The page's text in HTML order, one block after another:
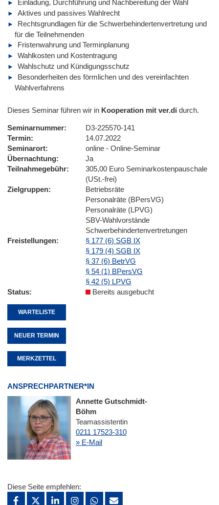
Einladung, Durchführung und Nachbereitung der Wahl
Aktives und passives Wahlrecht
Rechtsgrundlagen für die Schwerbehindertenvertretung und
für die Teilnehmenden
Fristenwahrung und Terminplanung
Wahlkosten und Kostentragung
Wahlschutz und Kündigungsschutz
Besonderheiten des förmlichen und des vereinfachten
Wahlverfahrens
Dieses Seminar führen wir in Kooperation mit ver.di durch.
Seminarnummer
D3-225570-141
Termin
14.07.2022
Seminarort
online - Online-Seminar
Übernachtung
Ja
Teilnahmegebühr
305,00 Euro Seminarkostenpauschale
(USt.-frei)
Zielgruppen
Betriebsräte
Personalräte (BPersVG)
Personalräte (LPVG)
SBV-Wahlvorstände
Schwerbehindertenvertretungen
Freistellungen
§ 177 (6) SGB IX
§ 179 (4) SGB IX
§ 37 (6) BetrVG
§ 54 (1) BPersVG
§ 42 (5) LPVG
Status
Bereits ausgebucht
WARTELISTE
NEUER TERMIN
MERKZETTEL
ANSPRECHPARTNER*IN
Annette Gutschmidt-
Böhm
Teamassistentin
0211 17523-310
» E-Mail
Diese Seite empfehlen: